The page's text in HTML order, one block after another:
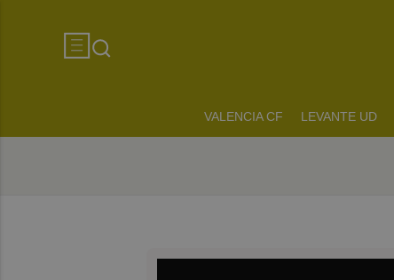
VALENCIA CF LEVANTE UD